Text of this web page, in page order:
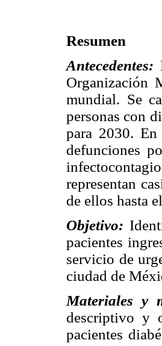
Resumen
Antecedentes:
Organización
mundial. Se
personas con
para 2030.
defunciones
representan
de ellos hasta
Objetivo:
pacientes
servicio de
ciudad de
Materiales y
descriptivo y
pacientes